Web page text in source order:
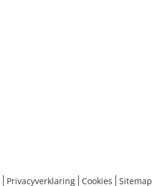
Privacyverklaring Cookies Sitemap